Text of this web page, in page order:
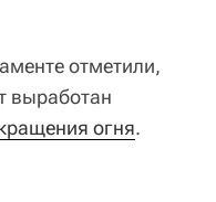
отметили,
выработан
огня.